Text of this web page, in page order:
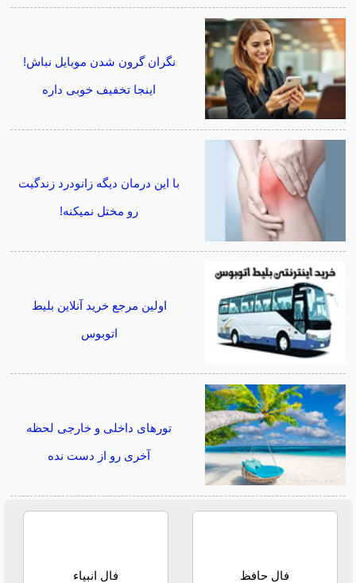
نگران گرون شدن موبایل نباش!
اینجا تخفیف خوبی داره
با این درمان دیگه زانودرد زندگیت
رو مختل نمیکنه!
اولین مرجع خرید آنلاین بلیط
اتوبوس
تورهای داخلی و خارجی لحظه
آخری رو از دست نده
فال حافظ فال انبیاء